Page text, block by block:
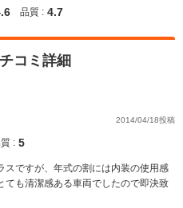
品質 : 4.7
コミ詳細
2014/04/18投稿
: 5
スですが、年式の割には内装の使用感
ても清潔感ある車両でしたので即決致